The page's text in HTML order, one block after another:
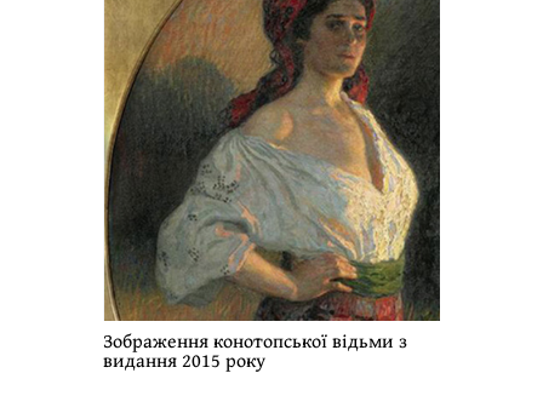
Зображення конотопської відьми з
видання 2015 року